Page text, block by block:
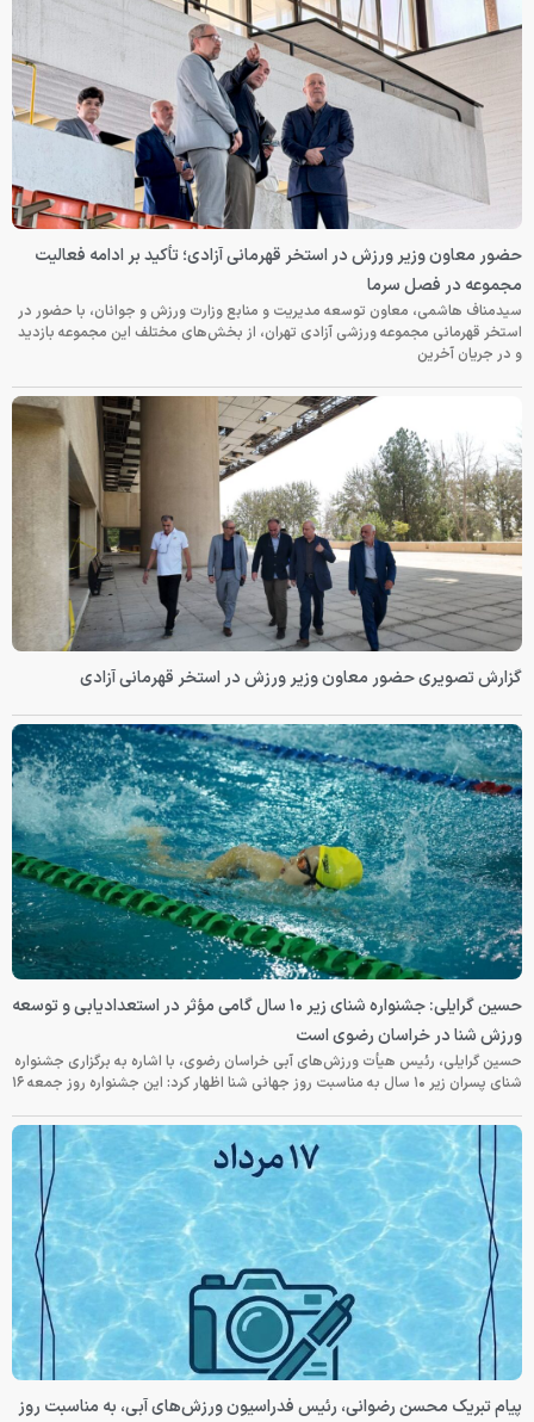
حضور معاون وزیر ورزش در استخر قهرمانی آزادی؛ تأکید بر ادامه فعالیت
مجموعه در فصل سرما
سیدمناف هاشمی، معاون توسعه مدیریت و منابع وزارت ورزش و جوانان، با حضور در
استخر قهرمانی مجموعه ورزشی آزادی تهران، از بخش‌های مختلف این مجموعه بازدید
و در جریان آخرین
گزارش تصویری حضور معاون وزیر ورزش در استخر قهرمانی آزادی
حسین گرایلی: جشنواره شنای زیر ۱۰ سال گامی مؤثر در استعدادیابی و توسعه
ورزش شنا در خراسان رضوی است
حسین گرایلی، رئیس هیأت ورزش‌های آبی خراسان رضوی، با اشاره به برگزاری جشنواره
شنای پسران زیر ۱۰ سال به مناسبت روز جهانی شنا اظهار کرد: این جشنواره روز جمعه‌ ۱۶
پیام تبریک محسن رضوانی، رئیس فدراسیون ورزش‌های آبی، به مناسبت روز